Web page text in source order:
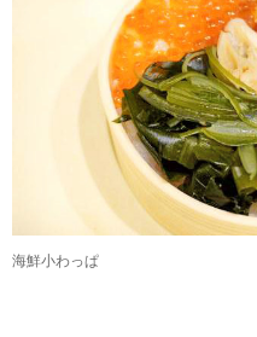
海鮮小わっぱ